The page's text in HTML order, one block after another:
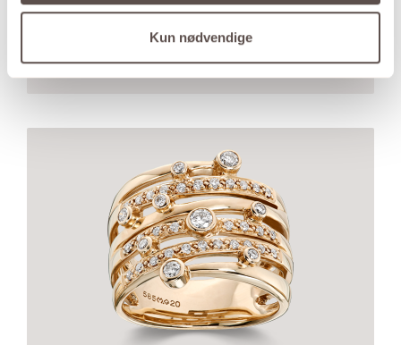
Kun nødvendige
gode prisene.
SE UTVALGET HER